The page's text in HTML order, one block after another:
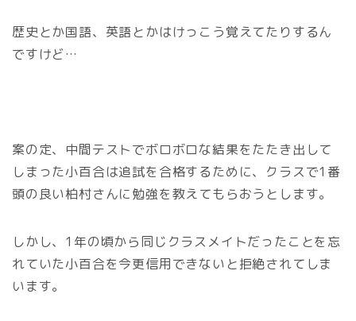
歴史とか国語、英語とかはけっこう覚えてたりするん
ですけど…
案の定、中間テストでボロボロな結果をたたき出して
しまった小百合は追試を合格するために、クラスで1番
頭の良い柏村さんに勉強を教えてもらおうとします。
しかし、1年の頃から同じクラスメイトだったことを忘
れていた小百合を今更信用できないと拒絶されてしま
います。